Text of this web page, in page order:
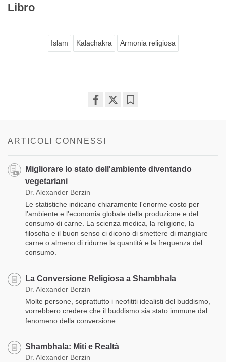
Libro
Islam Kalachakra Armonia religiosa
ARTICOLI CONNESSI
Migliorare lo stato dell'ambiente diventando
vegetariani
Dr. Alexander Berzin
Le statistiche indicano chiaramente l'enorme costo per
l'ambiente e l'economia globale della produzione e del
consumo di carne. La scienza medica, la religione, la
filosofia e il buon senso ci dicono di smettere di mangiare
carne o almeno di ridurne la quantità e la frequenza del
consumo.
La Conversione Religiosa a Shambhala
Dr. Alexander Berzin
Molte persone, soprattutto i neofititi idealisti del buddismo,
vorrebbero credere che il buddismo sia stato immune dal
fenomeno della conversione.
Shambhala: Miti e Realtà
Dr. Alexander Berzin